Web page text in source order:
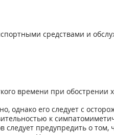
средствами и
времени при обострении
однако его следует с
к
предупредить о том,